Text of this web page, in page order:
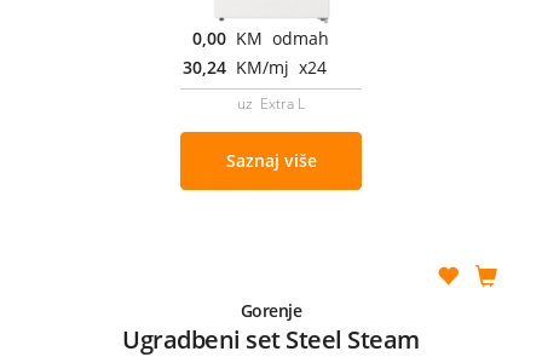
0,00 KM odmah
30,24 KM/mj x24
uz Extra L
Saznaj više
Gorenje
Ugradbeni set Steel Steam